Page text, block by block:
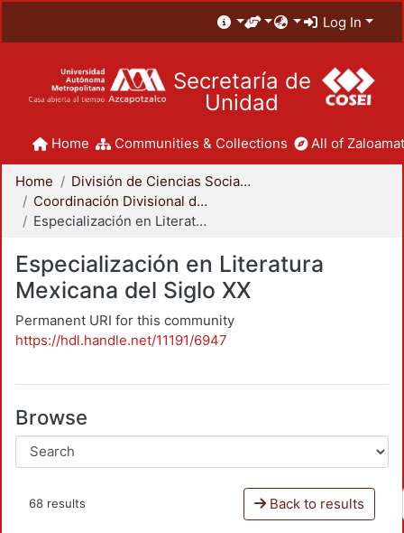
Log In
Secretaría de
Unidad
Home Communities & Collections All of
Home
División de Ciencias Sociales y Humanidades
Coordinación Divisional de Posgrado
Especialización en Literatura Mexicana del Siglo XX
Especialización en Literatura
Mexicana del Siglo XX
Permanent URI for this community
https://hdl.handle.net/11191/6947
Browse
68 results Back to results